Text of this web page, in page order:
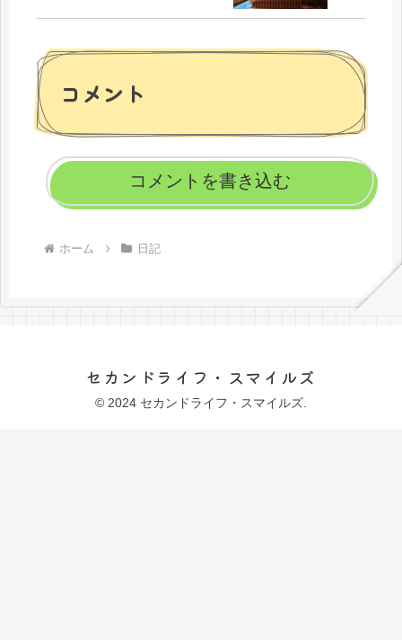
コメント
コメントを書き込む
ホーム 日記
セカンドライフ・スマイルズ
© 2024 セカンドライフ・スマイルズ.